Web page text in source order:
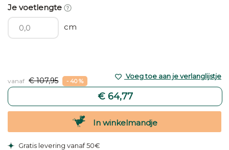
Je voetlengte
cm
vanaf € 107,95 - 40 %
€ 64,77
Voeg toe aan je verlanglijstje
In winkelmandje
Gratis levering vanaf 50€